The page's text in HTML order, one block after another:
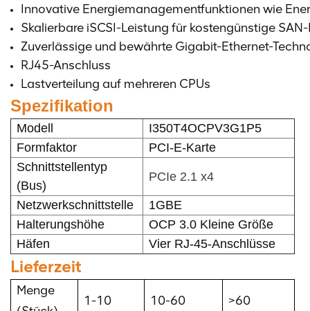
Innovative Energiemanagementfunktionen wie
Skalierbare iSCSI-Leistung für kostengünstige
Zuverlässige und bewährte Gigabit-Ethernet-
RJ45-Anschluss
Lastverteilung auf mehreren CPUs
Spezifikation
Modell
I350T4OCPV3G1P5
Formfaktor
PCI-E-Karte
Schnittstellentyp
(Bus)
PCIe 2.1 x4
Netzwerkschnittstelle
1GBE
Halterungshöhe
OCP 3.0 Kleine Größe
Häfen
Vier RJ-45-Anschlüsse
Lieferzeit
Menge
1-10 10-60 >60